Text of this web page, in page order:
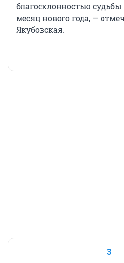
благосклонностью
месяц нового года, —
Якубовская.
3